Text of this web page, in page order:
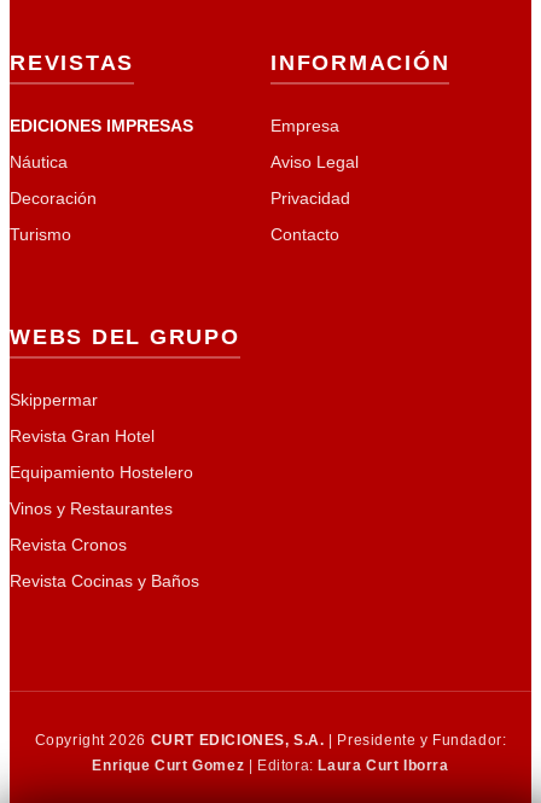
REVISTAS
EDICIONES IMPRESAS
Náutica
Decoración
Turismo
INFORMACIÓN
Empresa
Aviso Legal
Privacidad
Contacto
WEBS DEL GRUPO
Skippermar
Revista Gran Hotel
Equipamiento Hostelero
Vinos y Restaurantes
Revista Cronos
Revista Cocinas y Baños
Copyright 2026 CURT EDICIONES, S.A. | Presidente y Fundador:
Enrique Curt Gomez | Editora:Laura Curt Iborra